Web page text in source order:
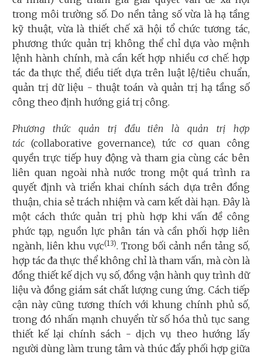
trong môi trường số. Do nền tảng số vừa là hạ tầng
kỹ thuật, vừa là thiết chế xã hội tổ chức tương tác,
phương thức quản trị không thể chỉ dựa vào mệnh
lệnh hành chính, mà cần kết hợp nhiều cơ chế: hợp
tác đa thực thể, điều tiết dựa trên luật lệ/tiêu chuẩn,
quản trị dữ liệu - thuật toán và quản trị hạ tầng số
công theo định hướng giá trị công.
Phương thức quản trị đầu tiên là quản trị hợp
tác (collaborative governance), tức cơ quan công
quyền trực tiếp huy động và tham gia cùng các bên
liên quan ngoài nhà nước trong một quá trình ra
quyết định và triển khai chính sách dựa trên đồng
thuận, chia sẻ trách nhiệm và cam kết dài hạn. Đây là
một cách thức quản trị phù hợp khi vấn đề công
phức tạp, nguồn lực phân tán và cần phối hợp liên
ngành, liên khu vực(13). Trong bối cảnh nền tảng số,
hợp tác đa thực thể không chỉ là tham vấn, mà còn là
đồng thiết kế dịch vụ số, đồng vận hành quy trình dữ
liệu và đồng giám sát chất lượng cung ứng. Cách tiếp
cận này cũng tương thích với khung chính phủ số,
trong đó nhấn mạnh chuyển từ số hóa thủ tục sang
thiết kế lại chính sách - dịch vụ theo hướng lấy
người dùng làm trung tâm và thúc đẩy phối hợp giữa